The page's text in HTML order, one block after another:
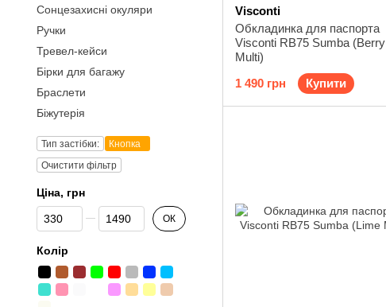
Visconti
Обкладинка для паспорта
Visconti RB75 Sumba (Berry
Multi)
1 490 грн
Купити
Сонцезахисні окуляри
Ручки
Тревел-кейси
Бірки для багажу
Браслети
Біжутерія
Тип застібки:
Кнопка
Очистити фільтр
Ціна, грн
Від Ціна, грн
До Ціна, грн ОК
Колір